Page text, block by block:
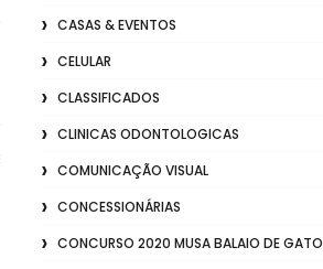
CASAS & EVENTOS
CELULAR
CLASSIFICADOS
CLINICAS ODONTOLOGICAS
COMUNICAÇÃO VISUAL
CONCESSIONÁRIAS
CONCURSO 2020 MUSA BALAIO DE GATO